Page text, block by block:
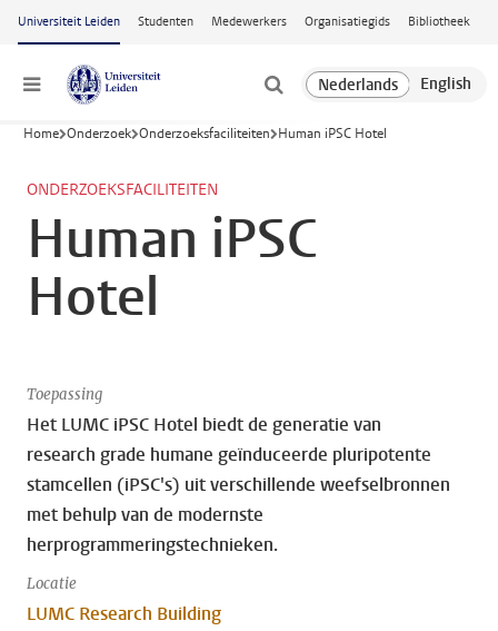
Ga naar hoofdinhoud
Universiteit Leiden Studenten Medewerkers Organisatiegids Bibliotheek
Menu
Home Onderzoek Onderzoeksfaciliteiten Human iPSC Hotel
ONDERZOEKSFACILITEITEN
Human iPSC
Hotel
Toepassing
Het LUMC iPSC Hotel biedt de generatie van
research grade humane geïnduceerde pluripotente
stamcellen (iPSC's) uit verschillende weefselbronnen
met behulp van de modernste
herprogrammeringstechnieken.
Locatie
LUMC Research Building